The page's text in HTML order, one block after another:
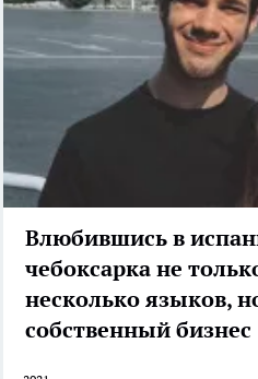
Влюбившись в
чебоксарка не
несколько языков,
собственный бизнес